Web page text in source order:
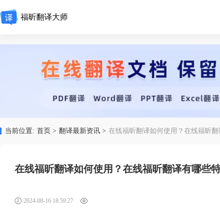
福昕翻译大师
当前位置: 首页 > 翻译最新资讯 > 在线福昕翻译如何使用？在线福昕
在线福昕翻译如何使用？在线福昕翻译有哪些
2024-08-16 18:59:27